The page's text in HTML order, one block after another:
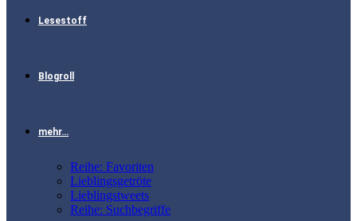
Lesestoff
Blogroll
mehr…
Reihe: Favoriten
Lieblingsgetröte
Lieblingstweets
Reihe: Suchbegriffe